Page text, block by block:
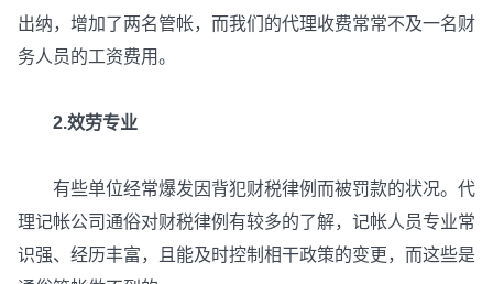
出纳，增加了两名管帐，而我们的代理收费常常不及一名财
务人员的工资费用。
2.效劳专业
有些单位经常爆发因背犯财税律例而被罚款的状况。代
理记帐公司通俗对财税律例有较多的了解，记帐人员专业常
识强、经历丰富，且能及时控制相干政策的变更，而这些是